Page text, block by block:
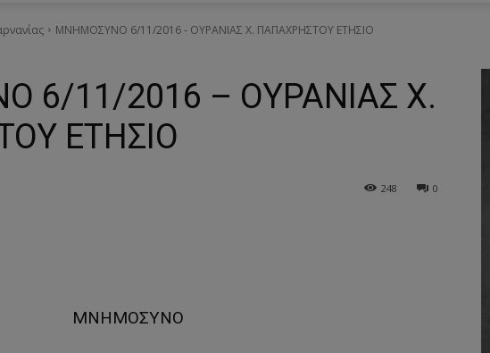
ΜΝΗΜΟΣΥΝΟ 6/11/2016 - ΟΥΡΑΝΙΑΣ Χ. ΠΑΠΑΧΡΗΣΤΟΥ ΕΤΗΣΙΟ
6/11/2016 – ΟΥΡΑΝΙΑΣ Χ.
ΕΤΗΣΙΟ
0
248
ΜΝΗΜΟΣΥΝΟ